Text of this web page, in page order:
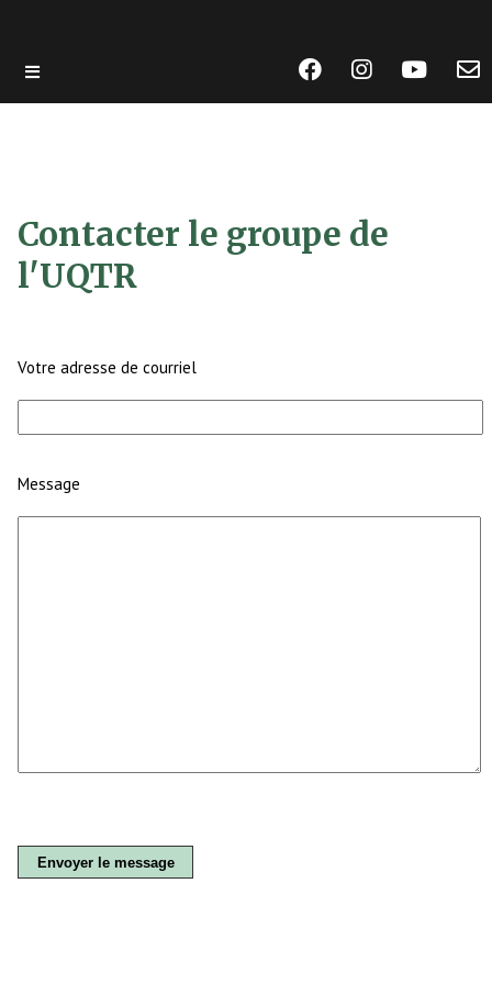
contenu
principal
Contacter le groupe de
l'UQTR
Votre adresse de courriel
Message